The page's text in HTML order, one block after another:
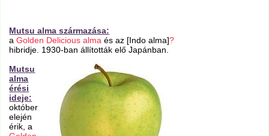
Mutsu alma származása:
aGolden Delicious alma és az [Indo alma]?
hibridje. 1930-ban állították elő Japánban.
Mutsu
alma
érési
ideje:
október
elején
érik, a